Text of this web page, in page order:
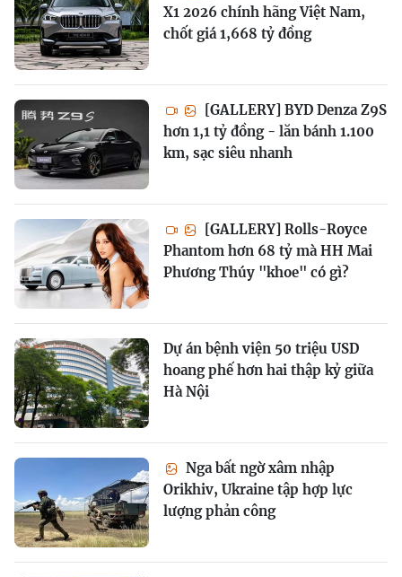
X1 2026 chính hãng Việt Nam,
chốt giá 1,668 tỷ đồng
[GALLERY] BYD Denza Z9S
hơn 1,1 tỷ đồng - lăn bánh 1.100
km, sạc siêu nhanh
[GALLERY] Rolls-Royce
Phantom hơn 68 tỷ mà HH Mai
Phương Thúy "khoe" có gì?
Dự án bệnh viện 50 triệu USD
hoang phế hơn hai thập kỷ giữa
Hà Nội
Nga bất ngờ xâm nhập
Orikhiv, Ukraine tập hợp lực
lượng phản công